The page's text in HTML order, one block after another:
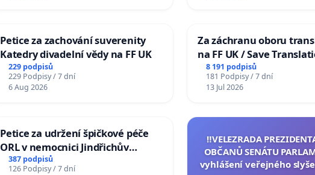
Petice za zachování suverenity
Katedry divadelní vědy na FF UK
229 podpisů
229 Podpisy / 7 dní
6 Aug 2026
Za záchranu oboru
na FF UK / Save
Studies at the Faculty of
Charles University
8 191 podpisů
181 Podpisy / 7 dní
13 Jul 2026
Petice za udržení špičkové péče
ORL v nemocnici Jindřichův
Hradec
387 podpisů
126 Podpisy / 7 dní
‼️VELEZRADA
OBČANŮ SENÁTU
vyhlášení veřejného